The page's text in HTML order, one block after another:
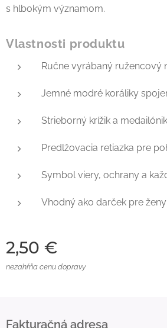
s hlbokým významom.
Vlastnosti produktu
Ručne vyrábaný ružencový
Jemné modré koráliky
Strieborný krížik a
Predlžovacia retiazka pre
Symbol viery, ochrany a
Vhodný ako darček pre
2,50 €
nezahŕňa cenu dopravy
Fakturačná adresa